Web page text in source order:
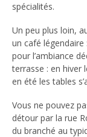
spécialités.
Un peu plus loin,
un café légendaire :
pour l’ambiance
terrasse : en hiver
en été les tables
Vous ne pouvez
détour par la rue
du branché au